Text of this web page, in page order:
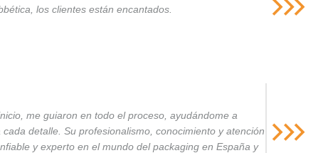
los clientes están encantados.
me guiaron en todo el proceso, ayudándome a
detalle. Su profesionalismo, conocimiento y atención
y experto en el mundo del packaging en España y